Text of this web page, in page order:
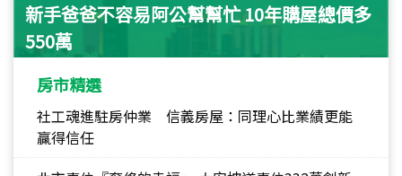
新手爸爸不容易阿公幫幫忙 10年購屋總價多
550萬
房市精選
社工魂進駐房仲業 信義房屋：同理心比業績更能
贏得信任